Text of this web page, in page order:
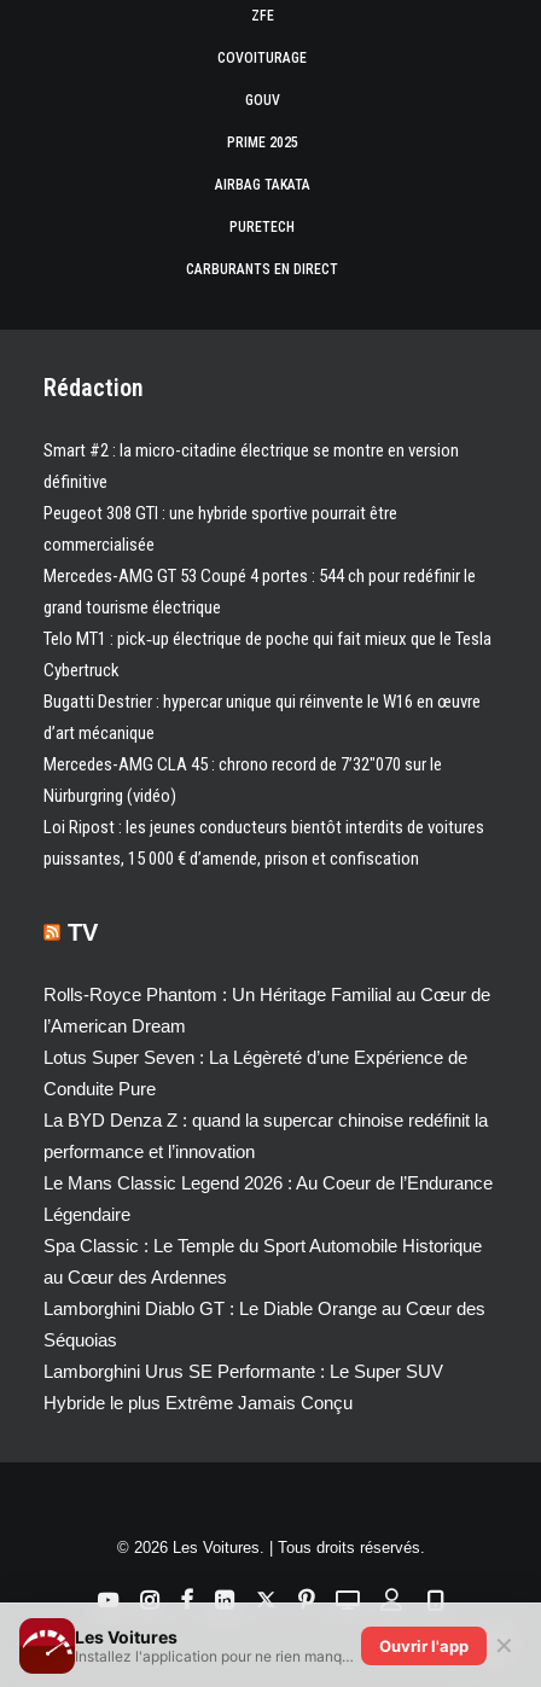
ZFE
COVOITURAGE
GOUV
PRIME 2025
AIRBAG TAKATA
PURETECH
CARBURANTS EN DIRECT
Rédaction
Smart #2 : la micro-citadine électrique se montre en version
définitive
Peugeot 308 GTI : une hybride sportive pourrait être
commercialisée
Mercedes-AMG GT 53 Coupé 4 portes : 544 ch pour redéfinir le
grand tourisme électrique
Telo MT1 : pick‑up électrique de poche qui fait mieux que le Tesla
Cybertruck
Bugatti Destrier : hypercar unique qui réinvente le W16 en œuvre
d’art mécanique
Mercedes-AMG CLA 45 : chrono record de 7’32″070 sur le
Nürburgring (vidéo)
Loi Ripost : les jeunes conducteurs bientôt interdits de voitures
puissantes, 15 000 € d’amende, prison et confiscation
TV
Rolls-Royce Phantom : Un Héritage Familial au Cœur de
l’American Dream
Lotus Super Seven : La Légèreté d’une Expérience de
Conduite Pure
La BYD Denza Z : quand la supercar chinoise redéfinit la
performance et l’innovation
Le Mans Classic Legend 2026 : Au Coeur de l’Endurance
Légendaire
Spa Classic : Le Temple du Sport Automobile Historique
au Cœur des Ardennes
Lamborghini Diablo GT : Le Diable Orange au Cœur des
Séquoias
Lamborghini Urus SE Performante : Le Super SUV
Hybride le plus Extrême Jamais Conçu
© 2026 Les Voitures. | Tous droits réservés.
Les Voitures
Installez l'application pour ne rien manquer !
Ouvrir l'app ✕